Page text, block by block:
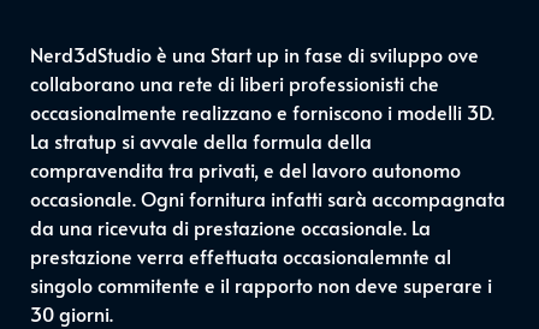
Nerd3dStudio è una Start up in fase di sviluppo ove
collaborano una rete di liberi professionisti che
occasionalmente realizzano e forniscono i modelli 3D.
La stratup si avvale della formula della
compravendita tra privati, e del lavoro autonomo
occasionale. Ogni fornitura infatti sarà accompagnata
da una ricevuta di prestazione occasionale. La
prestazione verra effettuata occasionalemnte al
singolo commitente e il rapporto non deve superare i
30 giorni.